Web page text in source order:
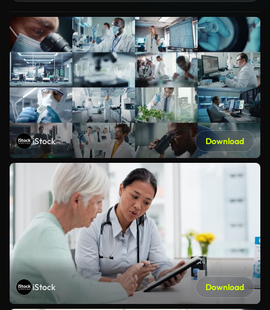
iStock Download
iStock Download